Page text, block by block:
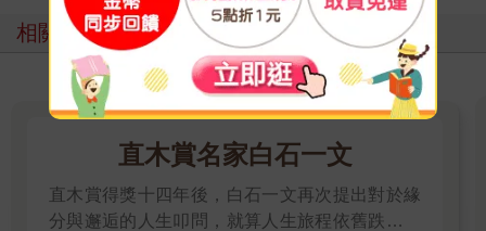
相關主題
直木賞名家白石一文
直木賞得獎十四年後，白石一文再次提出對於緣
分與邂逅的人生叩問，就算人生旅程依舊跌宕忐